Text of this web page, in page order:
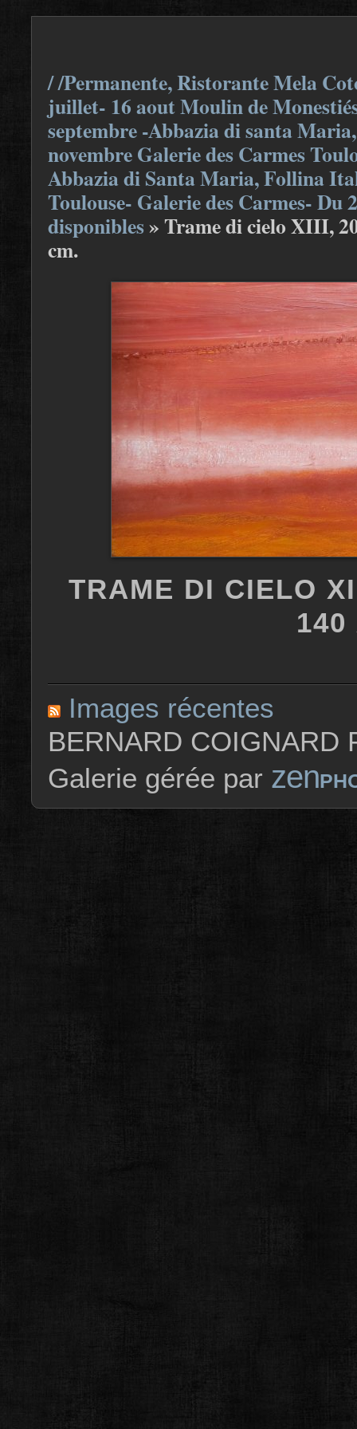
/ /Permanente, Ristorante Mela
juillet- 16 aout Moulin de
septembre -Abbazia di santa
novembre Galerie des Carmes
Abbazia di Santa Maria, Follina
Toulouse- Galerie des Carmes- Du
disponibles»Trame di cielo XIII,
cm.
TRAME DI CIELO
140
Images récentes
BERNARD COIGNARD
Galerie gérée par zen